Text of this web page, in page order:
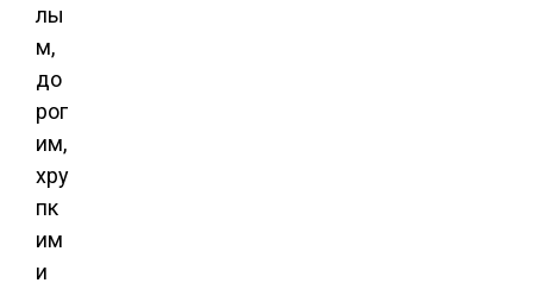
лы
м,
до
рог
им,
хру
пк
им
и